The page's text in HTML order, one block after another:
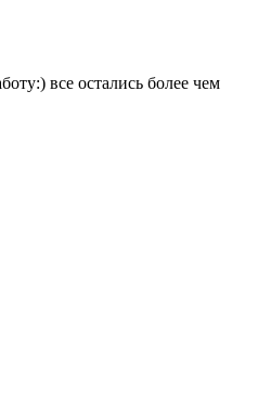
все остались более чем